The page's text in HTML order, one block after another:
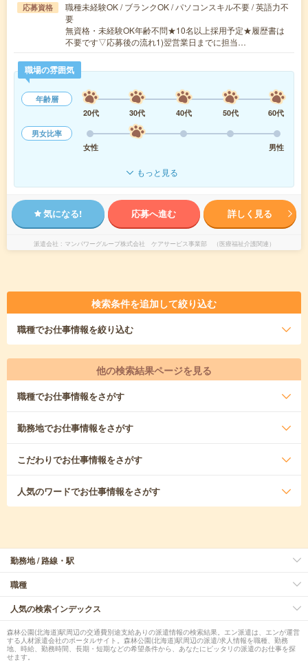
応募資格
職種未経験OK / ブランクOK / パソコンスキル不要 / 英語力不
要
無資格・未経験OK年齢不問★10名以上採用予定★履歴書は
不要です▽応募後の流れ1)翌営業日までに担当…
職場の雰囲気
年齢層
20代
30代 40代 50代
60代
男女比率
女性
男性
もっと見る
気になる! 応募へ進む 詳しく見る
派遣会社 マンパワーグループ株式会社 ケアサービス事業部 （医療福祉介護関連）
検索条件を追加して絞り込む
職種でお仕事情報を絞り込む
他の検索結果ページを見る
職種でお仕事情報をさがす
勤務地でお仕事情報をさがす
こだわりでお仕事情報をさがす
人気のワードでお仕事情報をさがす
勤務地 / 路線・駅
職種
人気の検索インデックス
森林公園(北海道)駅周辺の交通費別途支給ありの派遣情報の検索結果。エン派遣は、エンが運営
する人材派遣会社のポータルサイト。森林公園(北海道)駅周辺の派遣/求人情報を職種、勤務
地、時給、勤務時間、長期・短期などの希望条件から、あなたにピッタリの派遣のお仕事を探
せます。